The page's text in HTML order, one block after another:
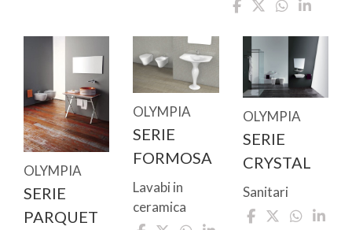
OLYMPIA
SERIE
PARQUET
OLYMPIA
SERIE
FORMOSA
Lavabi in
ceramica
OLYMPIA
SERIE
CRYSTAL
Sanitari